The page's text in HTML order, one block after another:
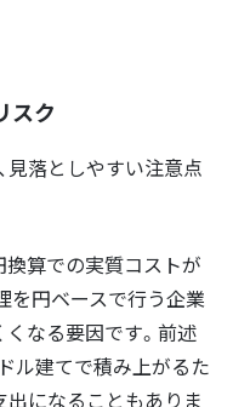
スク
見落としやすい注意点
換算での実質コストが
を円ベースで行う企業
くなる要因です。前述
ル建てで積み上がるた
出になることもありま